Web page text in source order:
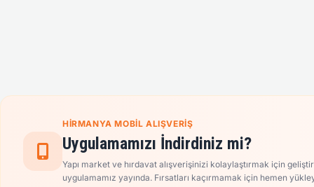
HIRMANYA MOBIL ALIŞVERIŞ
Uygulamamızı İndirdiniz mi?
Yapı market ve hırdavat alışverişinizi kolaylaştırmak için
uygulamamız yayında. Fırsatları kaçırmamak için hemen